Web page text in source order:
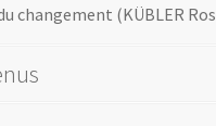
« Je parle en public »
changement (KÜBLER